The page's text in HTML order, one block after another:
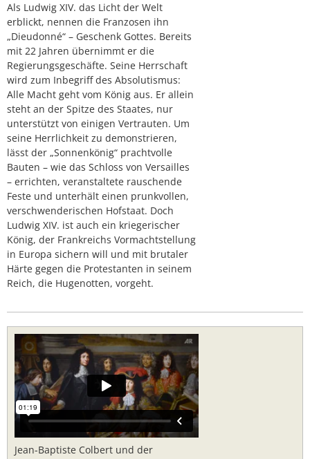
Als Ludwig XIV. das Licht der Welt
erblickt, nennen die Franzosen ihn
„Dieudonné“ – Geschenk Gottes. Bereits
mit 22 Jahren übernimmt er die
Regierungsgeschäfte. Seine Herrschaft
wird zum Inbegriff des Absolutismus:
Alle Macht geht vom König aus. Er allein
steht an der Spitze des Staates, nur
unterstützt von einigen Vertrauten. Um
seine Herrlichkeit zu demonstrieren,
lässt der „Sonnenkönig“ prachtvolle
Bauten – wie das Schloss von Versailles
– errichten, veranstaltete rauschende
Feste und unterhält einen prunkvollen,
verschwenderischen Hofstaat. Doch
Ludwig XIV. ist auch ein kriegerischer
König, der Frankreichs Vormachtstellung
in Europa sichern will und mit brutaler
Härte gegen die Protestanten in seinem
Reich, die Hugenotten, vorgeht.
Jean-Baptiste Colbert und der